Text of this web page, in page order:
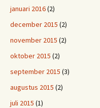
januari 2016(2)
december 2015 (2)
november 2015 (2)
oktober 2015 (2)
september 2015 (3)
augustus 2015 (2)
juli 2015 (1)